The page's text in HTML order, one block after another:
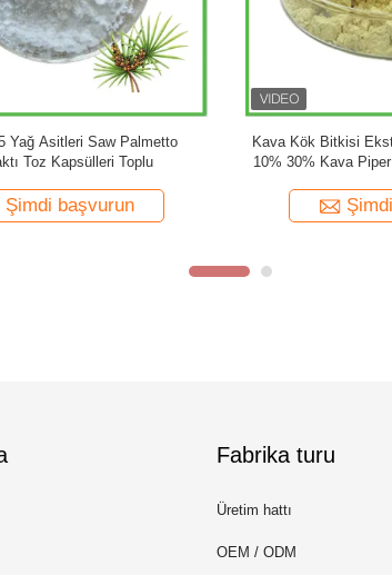
80%
OEM Özel Etiket Özel Formül Ginkgo Biloba
Kapsülleri Ginkgo Biloba Tozu
Şimdi başvurun
Fabrika turu
Üretim hattı
OEM / ODM